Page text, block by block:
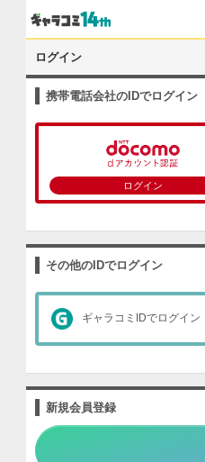
ログイン
携帯電話会社のIDでログイン
ログイン
その他のIDでログイン
ギャラコミIDでログイン
新規会員登録